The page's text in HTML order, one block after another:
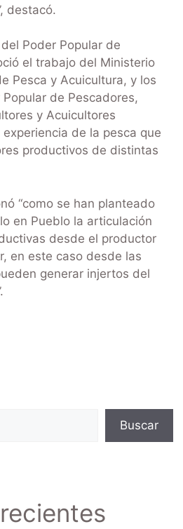
destacó.
Poder Popular de
el trabajo del Ministerio
Pesca y Acuicultura, y los
de Pescadores,
y Acuicultores
de la pesca que
productivos de distintas
“como se han planteado
en Pueblo la articulación
desde el productor
en este caso desde las
generar injertos del
Buscar